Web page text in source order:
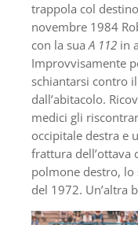
trappola col
novembre 1984
con la suaA 112 in
Improvvisamente
schiantarsi contro
dall’abitacolo.
medici gli
occipitale destra e
frattura dell’ottava
polmone destro, lo
del 1972. Un’altra